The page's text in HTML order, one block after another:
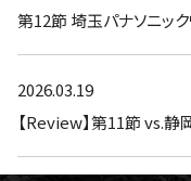
第12節 埼玉パナソニッ
2026.03.19
【Review】第11節 vs.静